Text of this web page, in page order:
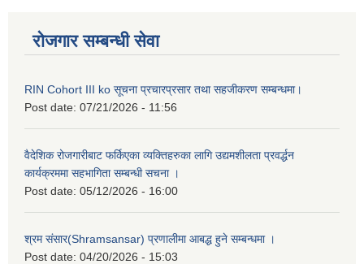
रोजगार सम्बन्धी सेवा
RIN Cohort III ko सूचना प्रचारप्रसार तथा सहजीकरण सम्बन्धमा।
Post date: 07/21/2026 - 11:56
वैदेशिक रोजगारीबाट फर्किएका व्यक्तिहरुका लागि उद्यमशीलता प्रवर्द्धन
कार्यक्रममा सहभागिता सम्बन्धी सचना ।
Post date: 05/12/2026 - 16:00
श्रम संसार(Shramsansar) प्रणालीमा आबद्ध हुने सम्बन्धमा ।
Post date: 04/20/2026 - 15:03